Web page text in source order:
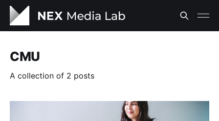
CMU
A collection of 2 posts